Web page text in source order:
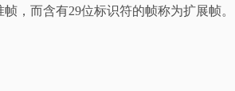
，而含有29位标识符的帧称为扩展帧。